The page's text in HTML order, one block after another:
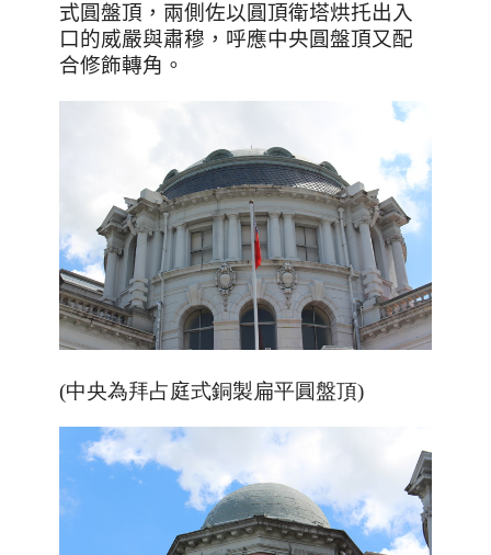
式圓盤頂，兩側佐以圓頂衛塔烘托出入
口的威嚴與肅穆，呼應中央圓盤頂又配
合修飾轉角。
(中央為拜占庭式銅製扁平圓盤頂)